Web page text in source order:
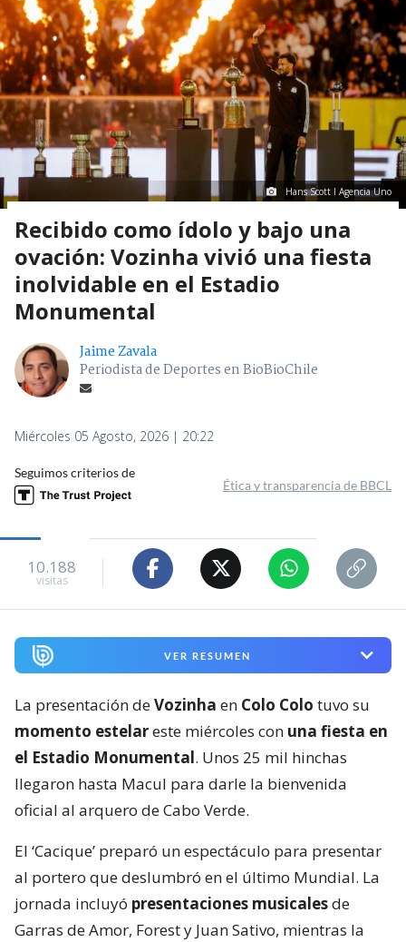
Hans Scott I Agencia Uno
Recibido como ídolo y bajo una
ovación: Vozinha vivió una fiesta
inolvidable en el Estadio
Monumental
Jaime Zavala
Periodista de Deportes en BioBioChile
Miércoles 05 Agosto, 2026 | 20:22
Seguimos criterios de
Ética y transparencia de BBCL
10.188
visitas
VER RESUMEN
La presentación deVozinha en Colo Colo tuvo su
momento estelareste miércoles con una fiesta en
el Estadio Monumental. Unos 25 mil hinchas
llegaron hasta Macul para darle la bienvenida
oficial al arquero de Cabo Verde.
El ‘Cacique’ preparó un espectáculo para presentar
al portero que deslumbró en el último Mundial. La
jornada incluyó presentaciones musicalesde
Garras de Amor, Forest y Juan Sativo, mientras la